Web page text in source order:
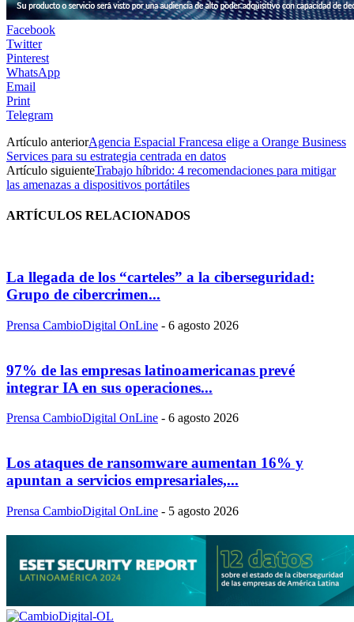
Facebook
Twitter
Pinterest
WhatsApp
Email
Print
Telegram
Artículo anteriorAgencia Espacial Francesa elige a Orange Business
Services para su estrategia centrada en datos
Artículo siguienteTrabajo híbrido: 4 recomendaciones para mitigar
las amenazas a dispositivos portátiles
ARTÍCULOS RELACIONADOS
La llegada de los “carteles” a la ciberseguridad:
Grupo de cibercrimen...
Prensa CambioDigital OnLine - 6 agosto 2026
97% de las empresas latinoamericanas prevé
integrar IA en sus operaciones...
Prensa CambioDigital OnLine - 6 agosto 2026
Los ataques de ransomware aumentan 16% y
apuntan a servicios empresariales,...
Prensa CambioDigital OnLine - 5 agosto 2026